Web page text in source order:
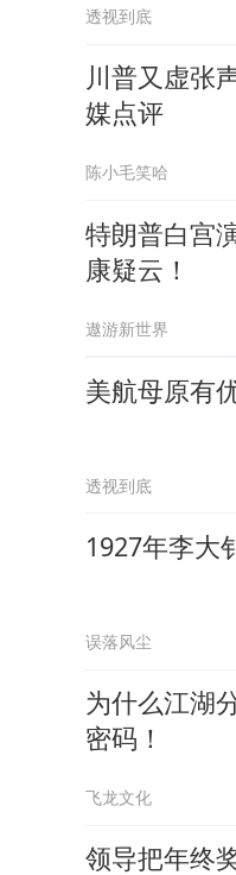
透视到底
川普又虚张
媒点评
陈小毛笑哈
特朗普白宫
康疑云！
遨游新世界
美航母原有
透视到底
1927年李大
误落风尘
为什么江湖
密码！
飞龙文化
领导把年终